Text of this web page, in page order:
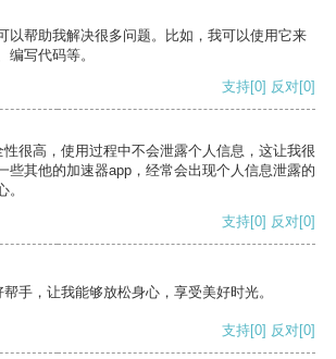
以帮助我解决很多问题。比如，我可以使用它来
编写代码等。
支持[0] 反对[0]
很高，使用过程中不会泄露个人信息，这让我很
些其他的加速器app，经常会出现个人信息泄露的
支持[0] 反对[0]
手，让我能够放松身心，享受美好时光。
支持[0] 反对[0]